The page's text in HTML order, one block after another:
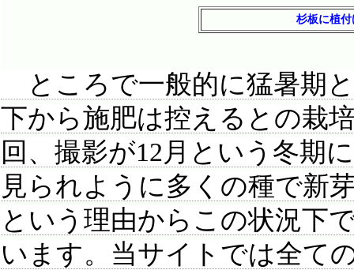
杉板に植
ところで一般的に猛暑期
下から施肥は控えるとの栽
回、撮影が12月という冬期
見られように多くの種で新
という理由からこの状況下
います。当サイトでは全て